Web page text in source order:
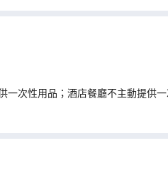
次性用品；酒店餐廳不主動提供